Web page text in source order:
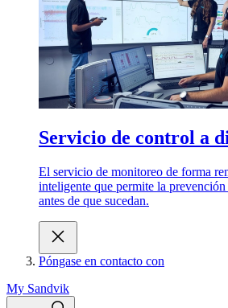
Servicio de control a
El servicio de monitoreo de forma
inteligente que permite la
antes de que sucedan.
Póngase en contacto con
My Sandvik